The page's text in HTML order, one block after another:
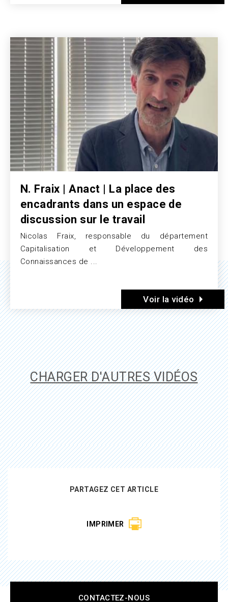
Image
N. Fraix | Anact | La place des
encadrants dans un espace de
discussion sur le travail
Texte
Nicolas Fraix, responsable du département
Capitalisation et Développement des
Connaissances de ...
Voir la vidéo
CHARGER D'AUTRES VIDÉOS
PARTAGEZ CET ARTICLE
IMPRIMER
CONTACTEZ-NOUS